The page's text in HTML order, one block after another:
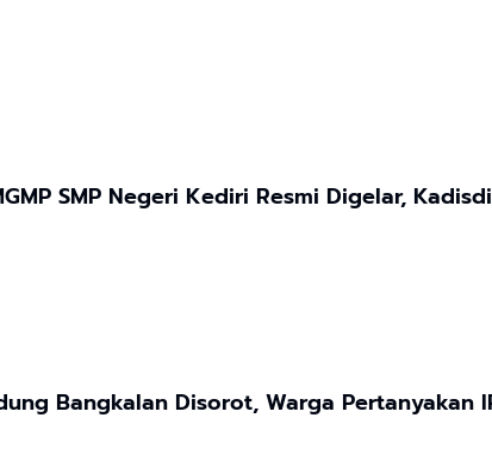
SMP Negeri Kediri Resmi Digelar,
Bangkalan Disorot, Warga Pertanyakan